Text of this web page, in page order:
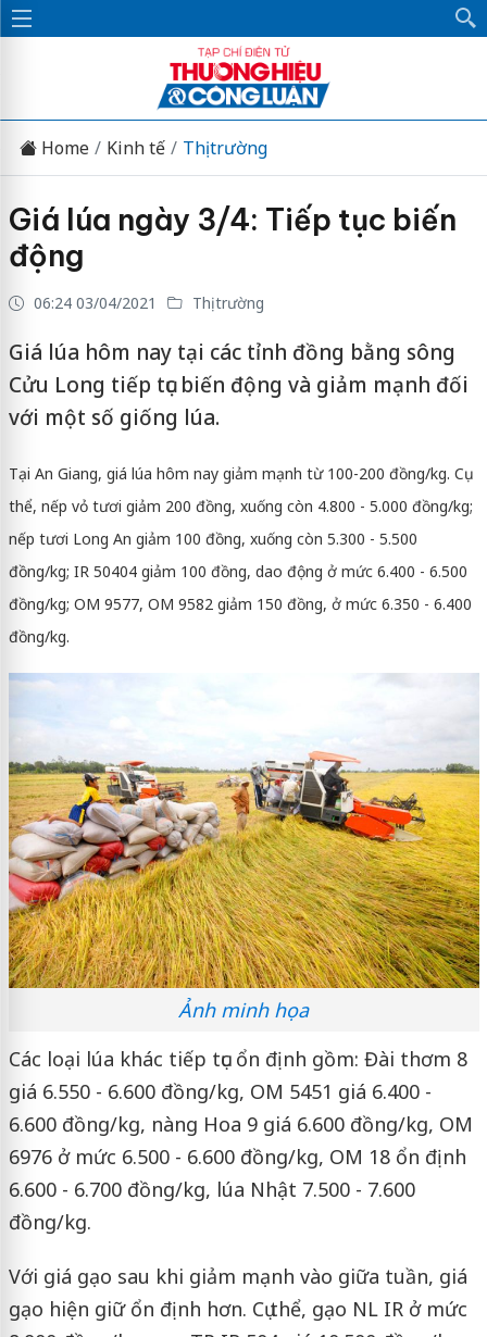
Home Kinh tế Thị trường
Giá lúa ngày 3/4: Tiếp tục biến
động
06:24 03/04/2021 Thị trường
Giá lúa hôm nay tại các tỉnh đồng bằng sông
Cửu Long tiếp tục biến động và giảm mạnh đối
với một số giống lúa.
Tại An Giang, giá lúa hôm nay giảm mạnh từ 100-200 đồng/kg. Cụ
thể, nếp vỏ tươi giảm 200 đồng, xuống còn 4.800 - 5.000 đồng/kg;
nếp tươi Long An giảm 100 đồng, xuống còn 5.300 - 5.500
đồng/kg; IR 50404 giảm 100 đồng, dao động ở mức 6.400 - 6.500
đồng/kg; OM 9577, OM 9582 giảm 150 đồng, ở mức 6.350 - 6.400
đồng/kg.
Ảnh minh họa
Các loại lúa khác tiếp tục ổn định gồm: Đài thơm 8
giá 6.550 - 6.600 đồng/kg, OM 5451 giá 6.400 -
6.600 đồng/kg, nàng Hoa 9 giá 6.600 đồng/kg, OM
6976 ở mức 6.500 - 6.600 đồng/kg, OM 18 ổn định
6.600 - 6.700 đồng/kg, lúa Nhật 7.500 - 7.600
đồng/kg.
Với giá gạo sau khi giảm mạnh vào giữa tuần, giá
gạo hiện giữ ổn định hơn. Cụ thể, gạo NL IR ở mức